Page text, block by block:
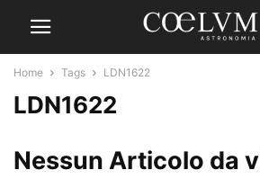
Home Tags LDN1622
LDN1622
Nessun Articolo da